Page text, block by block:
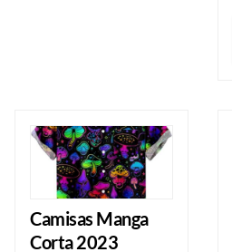
Camisas Manga
Corta 2023